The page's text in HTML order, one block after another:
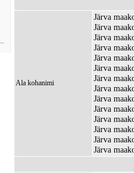
Ala kohanimi
Järva
Järva
Järva
Järva
Järva
Järva
Järva
Järva
Järva
Järva
Järva
Järva
Järva
Järva